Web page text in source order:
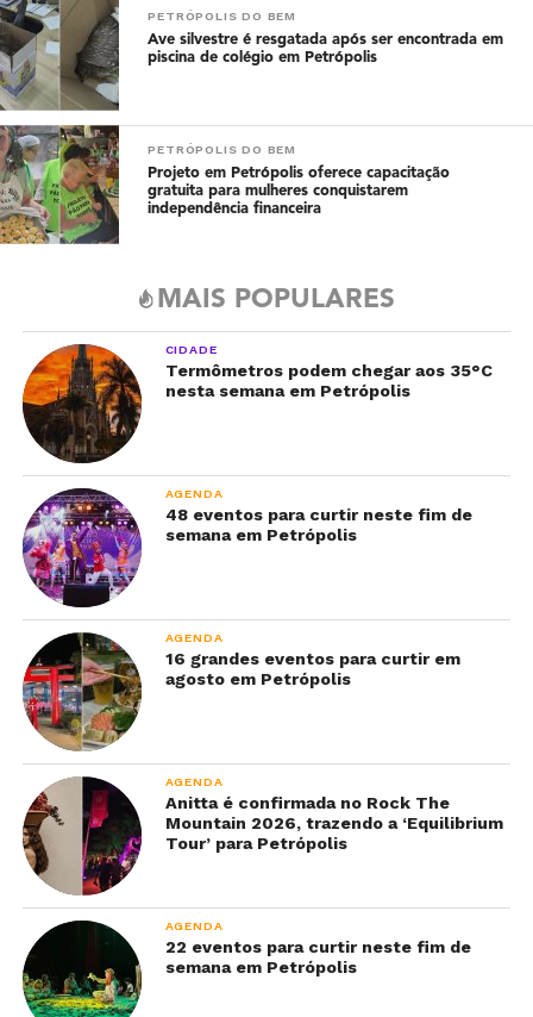
PETRÓPOLIS DO BEM
Ave silvestre é resgatada após ser encontrada em
piscina de colégio em Petrópolis
PETRÓPOLIS DO BEM
Projeto em Petrópolis oferece capacitação
gratuita para mulheres conquistarem
independência financeira
MAIS POPULARES
CIDADE
Termômetros podem chegar aos 35°C
nesta semana em Petrópolis
AGENDA
48 eventos para curtir neste fim de
semana em Petrópolis
AGENDA
16 grandes eventos para curtir em
agosto em Petrópolis
AGENDA
Anitta é confirmada no Rock The
Mountain 2026, trazendo a ‘Equilibrium
Tour’ para Petrópolis
AGENDA
22 eventos para curtir neste fim de
semana em Petrópolis